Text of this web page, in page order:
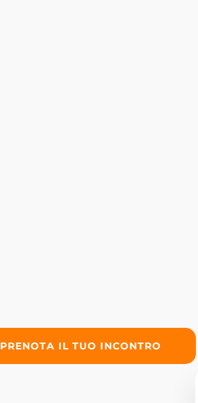
PRENOTA IL TUO INCONTRO